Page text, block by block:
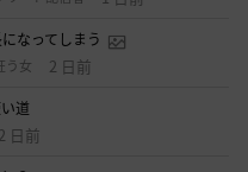
なってしまう
女 2 日前
道
2 日前
？